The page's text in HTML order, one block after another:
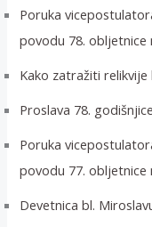
Poruka
povodu 78. obljetnice
Kako zatražiti relikvije
Proslava 78.
Poruka
povodu 77. obljetnice
Devetnica bl.